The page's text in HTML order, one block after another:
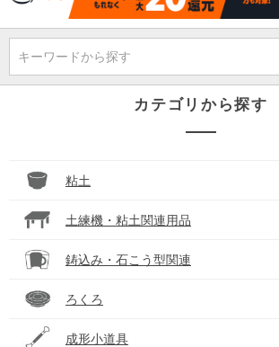
キーワードから探す
カテゴリから探す
粘土
土練機・粘土関連用品
鋳込み・石こう型関連
ろくろ
成形小道具